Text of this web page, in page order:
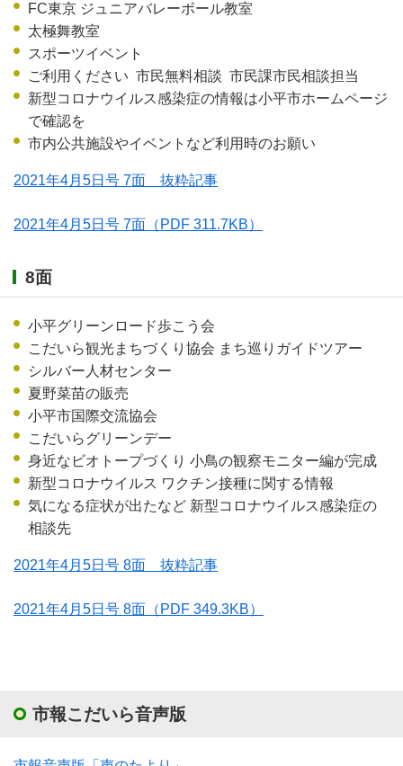
FC東京 ジュニアバレーボール教室
太極舞教室
スポーツイベント
ご利用ください 市民無料相談 市民課市民相談担当
新型コロナウイルス感染症の情報は小平市ホームページ
で確認を
市内公共施設やイベントなど利用時のお願い
2021年4月5日号 7面 抜粋記事
2021年4月5日号 7面 （PDF 311.7KB）
8面
小平グリーンロード歩こう会
こだいら観光まちづくり協会 まち巡りガイドツアー
シルバー人材センター
夏野菜苗の販売
小平市国際交流協会
こだいらグリーンデー
身近なビオトープづくり 小鳥の観察モニター編が完成
新型コロナウイルス ワクチン接種に関する情報
気になる症状が出たなど 新型コロナウイルス感染症の
相談先
2021年4月5日号 8面 抜粋記事
2021年4月5日号 8面 （PDF 349.3KB）
市報こだいら音声版